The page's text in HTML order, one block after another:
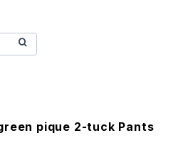
pique 2-tuck Pants